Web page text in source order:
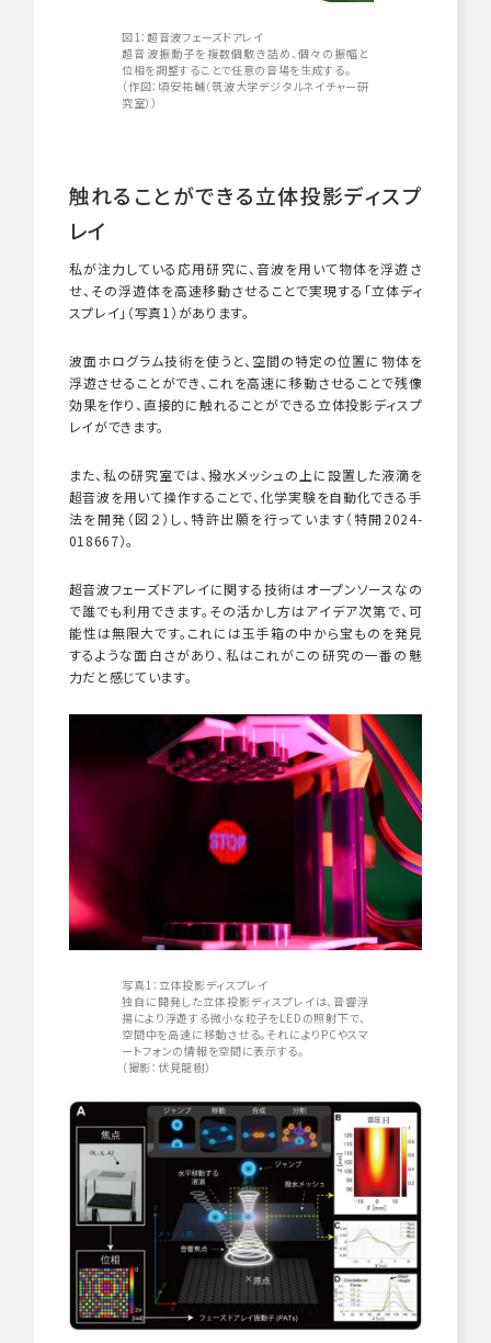
図1：超音波フェーズドアレイ
超音波振動子を複数個敷き詰め、個々の振幅と
位相を調整することで任意の音場を生成する。
（作図：頃安祐輔（筑波大学デジタルネイチャー研
究室））
触れることができる立体投影ディスプ
レイ
私が注力している応用研究に、音波を用いて物体を浮遊さ
せ、その浮遊体を高速移動させることで実現する「立体ディ
スプレイ」（写真1 ）があります。
波面ホログラム技術を使うと、空間の特定の位置に物体を
浮遊させることができ、これを高速に移動させることで残像
効果を作り、直接的に触れることができる立体投影ディスプ
レイができます。
また、私の研究室では、撥水メッシュの上に設置した液滴を
超音波を用いて操作することで、化学実験を自動化できる手
法を開発（図２）し、特許出願を行っています（特開2024-
018667）。
超音波フェーズドアレイに関する技術はオープンソースなの
で誰でも利用できます。その活かし方はアイデア次第で、可
能性は無限大です。これには玉手箱の中から宝ものを発見
するような面白さがあり、私はこれがこの研究の一番の魅
力だと感じています。
写真1 ：立体投影ディスプレイ
独自に開発した立体投影ディスプレイは、音響浮
揚により浮遊する微小な粒子をLEDの照射下で、
空間中を高速に移動させる。それによりPCやスマ
ートフォンの情報を空間に表示する。
（撮影：伏見龍樹）